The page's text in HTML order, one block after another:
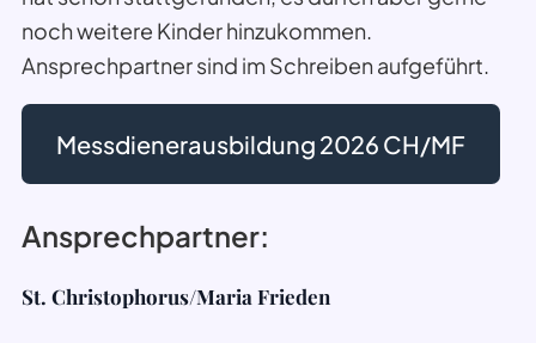
noch weitere Kinder hinzukommen.
Ansprechpartner sind im Schreiben aufgeführt.
Messdienerausbildung 2026 CH/MF
Ansprechpartner:
St. Christophorus/Maria Frieden